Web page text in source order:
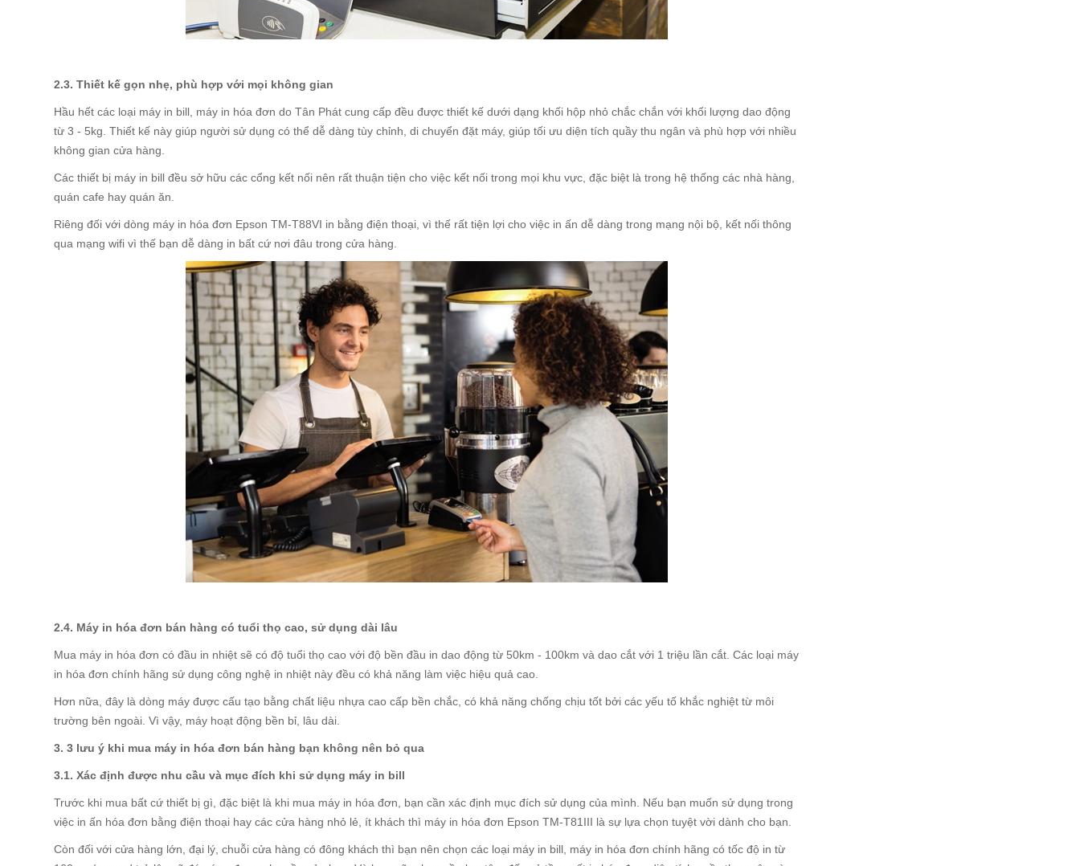
2.3. Thiết kế gọn nhẹ, phù hợp với mọi không gian
Hầu hết các loại máy in bill, máy in hóa đơn do Tân Phát cung cấp đều được thiết kế dưới dạng khối hộp nhỏ chắc chắn với khối lượng dao động
từ 3 - 5kg. Thiết kế này giúp người sử dụng có thể dễ dàng tùy chỉnh, di chuyển đặt máy, giúp tối ưu diện tích quầy thu ngân và phù hợp với nhiều
không gian cửa hàng.
Các thiết bị máy in bill đều sở hữu các cổng kết nối nên rất thuận tiện cho việc kết nối trong mọi khu vực, đặc biệt là trong hệ thống các nhà hàng,
quán cafe hay quán ăn.
Riêng đối với dòng máy in hóa đơn Epson TM-T88VI in bằng điện thoại, vì thế rất tiện lợi cho việc in ấn dễ dàng trong mạng nội bộ, kết nối thông
qua mạng wifi vì thế bạn dễ dàng in bất cứ nơi đâu trong cửa hàng.
2.4. Máy in hóa đơn bán hàng có tuổi thọ cao, sử dụng dài lâu
Mua máy in hóa đơn có đầu in nhiệt sẽ có độ tuổi thọ cao với độ bền đầu in dao động từ 50km - 100km và dao cắt với 1 triệu lần cắt. Các loại máy
in hóa đơn chính hãng sử dụng công nghệ in nhiệt này đều có khả năng làm việc hiệu quả cao.
Hơn nữa, đây là dòng máy được cấu tạo bằng chất liệu nhựa cao cấp bền chắc, có khả năng chống chịu tốt bởi các yếu tố khắc nghiệt từ môi
trường bên ngoài. Vì vậy, máy hoạt động bền bỉ, lâu dài.
3. 3 lưu ý khi mua máy in hóa đơn bán hàng bạn không nên bỏ qua
3.1. Xác định được nhu cầu và mục đích khi sử dụng máy in bill
Trước khi mua bất cứ thiết bị gì, đặc biệt là khi mua máy in hóa đơn, bạn cần xác định mục đích sử dụng của mình. Nếu bạn muốn sử dụng trong
việc in ấn hóa đơn bằng điện thoại hay các cửa hàng nhỏ lẻ, ít khách thì máy in hóa đơn Epson TM-T81III là sự lựa chọn tuyệt vời dành cho bạn.
Còn đối với cửa hàng lớn, đại lý, chuỗi cửa hàng có đông khách thì bạn nên chọn các loại máy in bill, máy in hóa đơn chính hãng có tốc độ in từ